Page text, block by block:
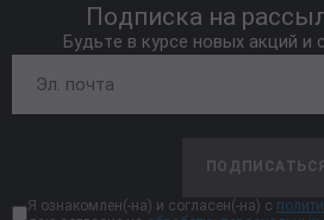
Подписка на
Будьте в курсе новых акций и
ПОДПИСАТЬСЯ
Я ознакомлен(-на) и согласен(-на) с